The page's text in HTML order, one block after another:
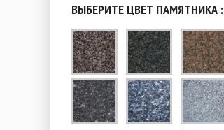
ВЫБЕРИТЕ ЦВЕТ ПАМЯТНИКА :